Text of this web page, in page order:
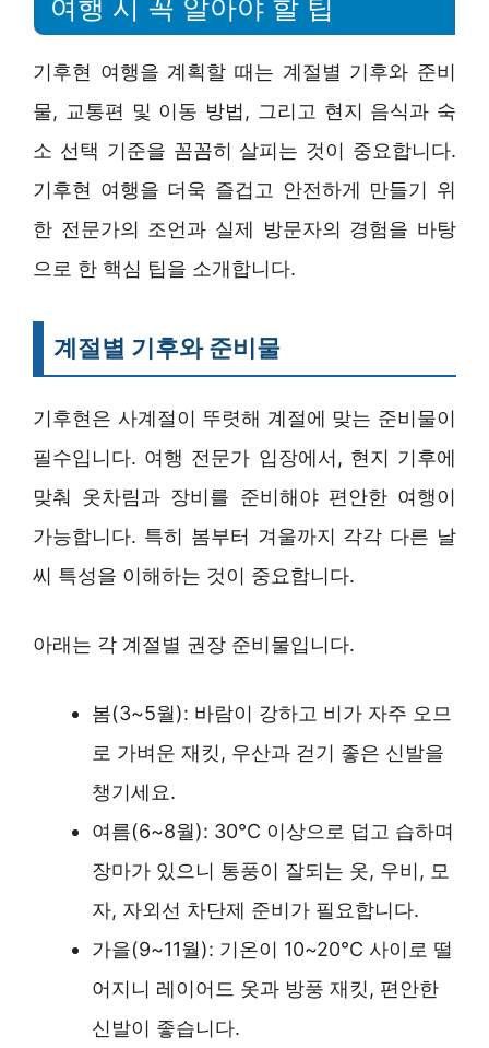
여행 시 꼭 알아야 할 팁
기후현 여행을 계획할 때는 계절별 기후와 준비
물, 교통편 및 이동 방법, 그리고 현지 음식과 숙
소 선택 기준을 꼼꼼히 살피는 것이 중요합니다.
기후현 여행을 더욱 즐겁고 안전하게 만들기 위
한 전문가의 조언과 실제 방문자의 경험을 바탕
으로 한 핵심 팁을 소개합니다.
계절별 기후와 준비물
기후현은 사계절이 뚜렷해 계절에 맞는 준비물이
필수입니다. 여행 전문가 입장에서, 현지 기후에
맞춰 옷차림과 장비를 준비해야 편안한 여행이
가능합니다. 특히 봄부터 겨울까지 각각 다른 날
씨 특성을 이해하는 것이 중요합니다.
아래는 각 계절별 권장 준비물입니다.
봄(3~5월): 바람이 강하고 비가 자주 오므
로 가벼운 재킷, 우산과 걷기 좋은 신발을
챙기세요.
여름(6~8월): 30°C 이상으로 덥고 습하며
장마가 있으니 통풍이 잘되는 옷, 우비, 모
자, 자외선 차단제 준비가 필요합니다.
가을(9~11월): 기온이 10~20°C 사이로 떨
어지니 레이어드 옷과 방풍 재킷, 편안한
신발이 좋습니다.